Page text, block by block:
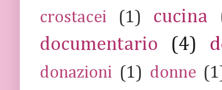
crostacei
(1) cucina
documentario
(4)
donazioni (1) donne